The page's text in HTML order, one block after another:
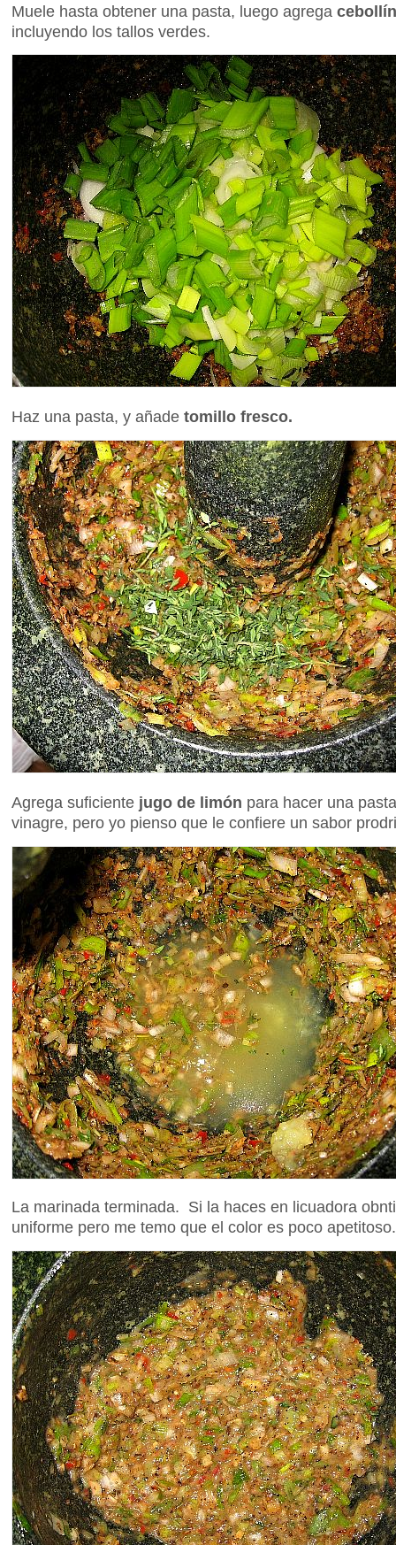
Muele hasta obtener una pasta, luego agrega
incluyendo los tallos verdes.
Haz una pasta, y añade tomillo fresco.
Agrega suficiente jugo de limón para hacer una
vinagre, pero yo pienso que le confiere un sabor
La marinada terminada. Si la haces en licuadora
uniforme pero me temo que el color es poco apetitoso.